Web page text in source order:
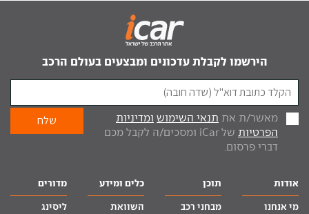
הירשמו לקבלת עדכונים ומבצעים בעולם הרכב
מאשר/ת את תנאי השימוש ומדיניות
הפרטיות
של iCar ומסכים/ה לקבל מכם
דברי פרסום.
אודות
מי אנחנו
תוכן
מבחני רכב
כלים ומידע
השוואת
מדורים
ליסינג